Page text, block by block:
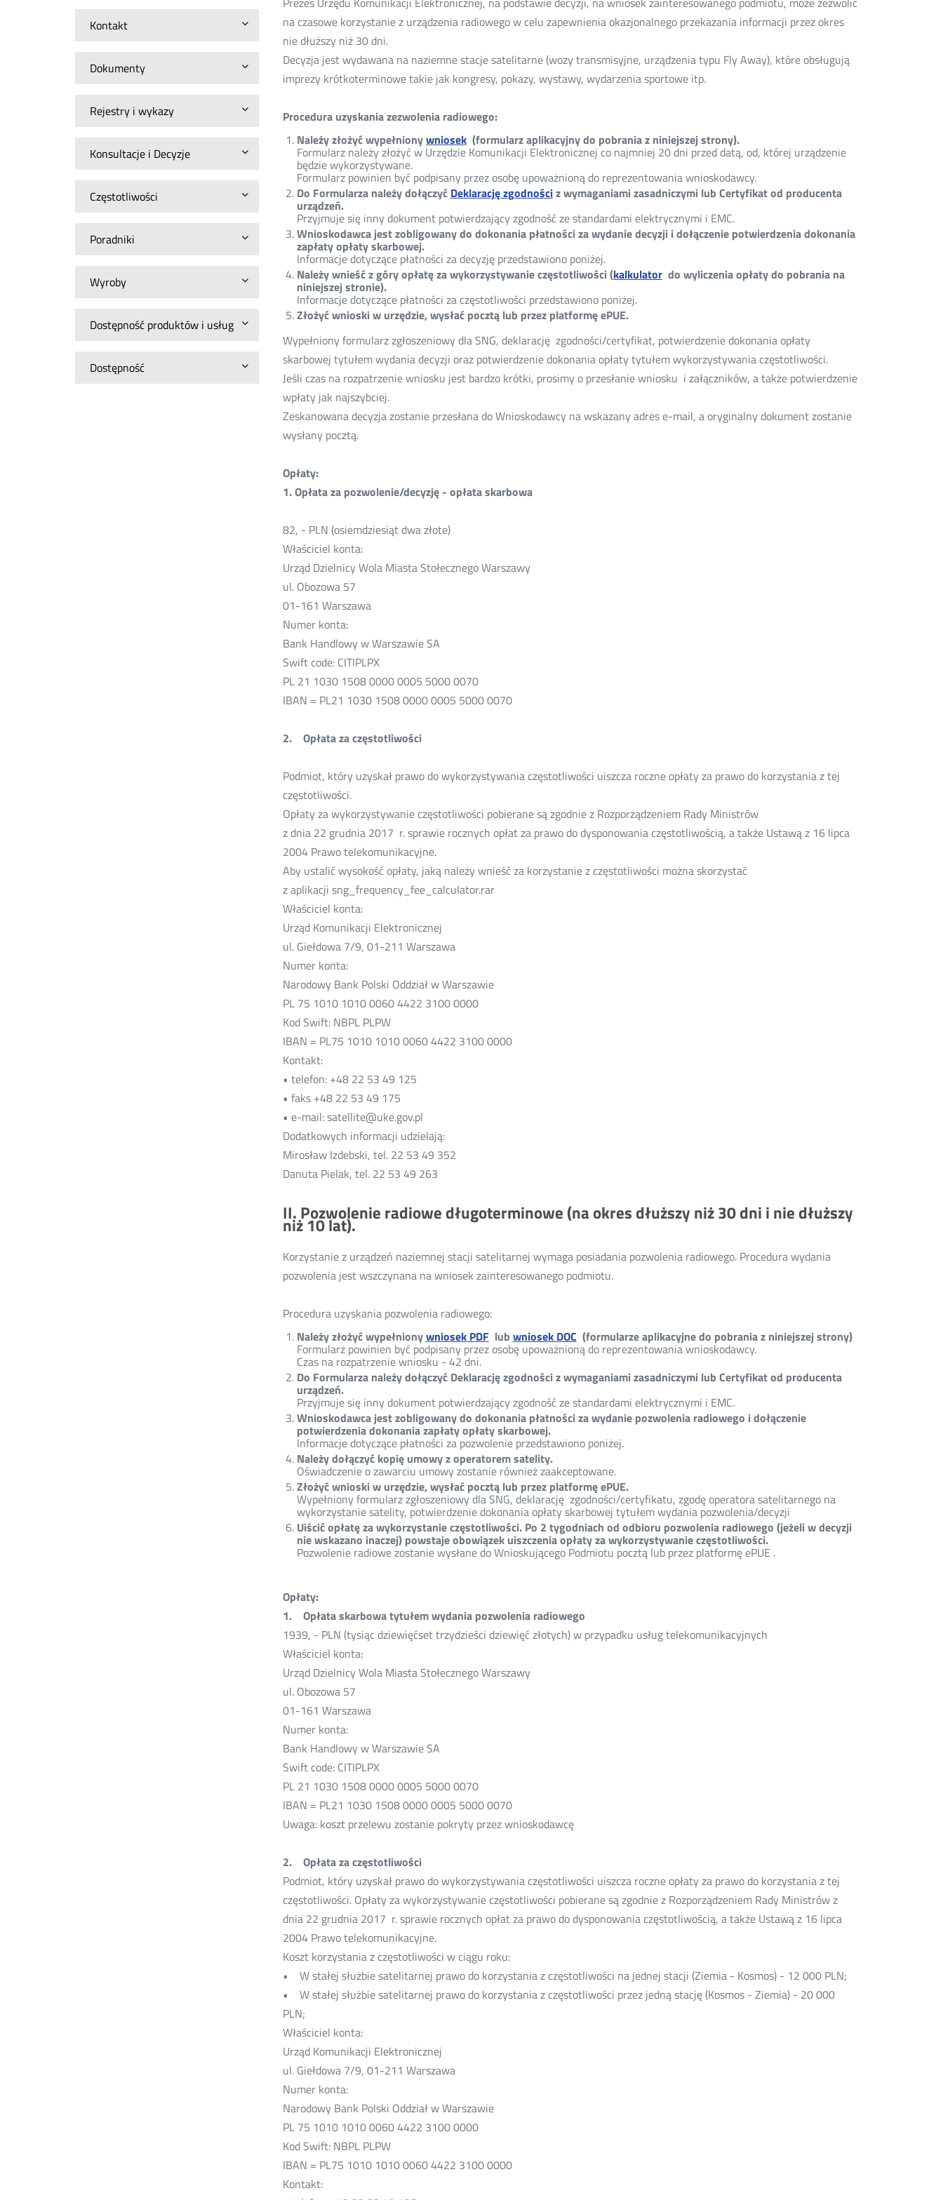
Kontakt
Dokumenty
Rejestry i wykazy
Konsultacje i Decyzje
Częstotliwości
Poradniki
Wyroby
Dostępność produktów i usług
Dostępność
na czasowe korzystanie z urządzenia radiowego w celu zapewnienia okazjonalnego przekazania informacji przez okres
nie dłuższy niż 30 dni.
Decyzja jest wydawana na naziemne stacje satelitarne (wozy transmisyjne, urządzenia typu Fly Away), które obsługują
imprezy krótkoterminowe takie jak kongresy, pokazy, wystawy, wydarzenia sportowe itp.
Procedura uzyskania zezwolenia radiowego:
Należy złożyć wypełnionywniosek(formularz aplikacyjny do pobrania z niniejszej strony).
Formularz należy złożyć w Urzędzie Komunikacji Elektronicznej co najmniej 20 dni przed datą, od, której urządzenie
będzie wykorzystywane.
Formularz powinien być podpisany przez osobę upoważnioną do reprezentowania wnioskodawcy.
Do Formularza należy dołączyć Deklarację zgodnościz wymaganiami zasadniczymi lub Certyfikat od producenta
urządzeń.
Przyjmuje się inny dokument potwierdzający zgodność ze standardami elektrycznymi i EMC.
Wnioskodawca jest zobligowany do dokonania płatności za wydanie decyzji i dołączenie potwierdzenia dokonania
zapłaty opłaty skarbowej.
Informacje dotyczące płatności za decyzję przedstawiono poniżej.
Należy wnieść z góry opłatę za wykorzystywanie częstotliwości (kalkulatordo wyliczenia opłaty do pobrania na
niniejszej stronie).
Informacje dotyczące płatności za częstotliwości przedstawiono poniżej.
Złożyć wnioski w urzędzie, wysłać pocztą lub przez platformę ePUE.
Wypełniony formularz zgłoszeniowy dla SNG, deklarację zgodności/certyfikat, potwierdzenie dokonania opłaty
skarbowej tytułem wydania decyzji oraz potwierdzenie dokonania opłaty tytułem wykorzystywania częstotliwości.
Jeśli czas na rozpatrzenie wniosku jest bardzo krótki, prosimy o przesłanie wniosku i załączników, a także potwierdzenie
wpłaty jak najszybciej.
Zeskanowana decyzja zostanie przesłana do Wnioskodawcy na wskazany adres e-mail, a oryginalny dokument zostanie
wysłany pocztą.
Opłaty:
1. Opłata za pozwolenie/decyzję - opłata skarbowa
82, - PLN (osiemdziesiąt dwa złote)
Właściciel konta:
Urząd Dzielnicy Wola Miasta Stołecznego Warszawy
ul. Obozowa 57
01-161 Warszawa
Numer konta:
Bank Handlowy w Warszawie SA
Swift code: CITIPLPX
PL 21 1030 1508 0000 0005 5000 0070
IBAN = PL21 1030 1508 0000 0005 5000 0070
2. Opłata za częstotliwości
Podmiot, który uzyskał prawo do wykorzystywania częstotliwości uiszcza roczne opłaty za prawo do korzystania z tej
częstotliwości.
Opłaty za wykorzystywanie częstotliwości pobierane są zgodnie z Rozporządzeniem Rady Ministrów
z dnia 22 grudnia 2017 r. sprawie rocznych opłat za prawo do dysponowania częstotliwością, a także Ustawą z 16 lipca
2004 Prawo telekomunikacyjne.
Aby ustalić wysokość opłaty, jaką należy wnieść za korzystanie z częstotliwości można skorzystać
z aplikacji sng_frequency_fee_calculator.rar
Właściciel konta:
Urząd Komunikacji Elektronicznej
ul. Giełdowa 7/9, 01-211 Warszawa
Numer konta:
Narodowy Bank Polski Oddział w Warszawie
PL 75 1010 1010 0060 4422 3100 0000
Kod Swift: NBPL PLPW
IBAN = PL75 1010 1010 0060 4422 3100 0000
Kontakt:
• telefon: +48 22 53 49 125
• faks +48 22 53 49 175
• e-mail: satellite@uke.gov.pl
Dodatkowych informacji udzielają:
Mirosław Izdebski, tel. 22 53 49 352
Danuta Pielak, tel. 22 53 49 263
II. Pozwolenie radiowe długoterminowe (na okres dłuższy niż 30 dni i nie dłuższy
niż 10 lat).
Korzystanie z urządzeń naziemnej stacji satelitarnej wymaga posiadania pozwolenia radiowego. Procedura wydania
pozwolenia jest wszczynana na wniosek zainteresowanego podmiotu.
Procedura uzyskania pozwolenia radiowego:
Należy złożyć wypełnionywniosek PDFlub wniosek DOC (formularze aplikacyjne do pobrania z niniejszej strony)
Formularz powinien być podpisany przez osobę upoważnioną do reprezentowania wnioskodawcy.
Czas na rozpatrzenie wniosku - 42 dni.
Do Formularza należy dołączyć Deklarację zgodności z wymaganiami zasadniczymi lub Certyfikat od producenta
urządzeń.
Przyjmuje się inny dokument potwierdzający zgodność ze standardami elektrycznymi i EMC.
Wnioskodawca jest zobligowany do dokonania płatności za wydanie pozwolenia radiowego i dołączenie
potwierdzenia dokonania zapłaty opłaty skarbowej.
Informacje dotyczące płatności za pozwolenie przedstawiono poniżej.
Należy dołączyć kopię umowy z operatorem satelity.
Oświadczenie o zawarciu umowy zostanie również zaakceptowane.
Złożyć wnioski w urzędzie, wysłać pocztą lub przez platformę ePUE.
Wypełniony formularz zgłoszeniowy dla SNG, deklarację zgodności/certyfikatu, zgodę operatora satelitarnego na
wykorzystanie satelity, potwierdzenie dokonania opłaty skarbowej tytułem wydania pozwolenia/decyzji
Uiścić opłatę za wykorzystanie częstotliwości. Po 2 tygodniach od odbioru pozwolenia radiowego (jeżeli w decyzji
nie wskazano inaczej) powstaje obowiązek uiszczenia opłaty za wykorzystywanie częstotliwości.
Pozwolenie radiowe zostanie wysłane do Wnioskującego Podmiotu pocztą lub przez platformę ePUE .
Opłaty:
1. Opłata skarbowa tytułem wydania pozwolenia radiowego
1939, - PLN (tysiąc dziewięćset trzydzieści dziewięć złotych) w przypadku usług telekomunikacyjnych
Właściciel konta:
Urząd Dzielnicy Wola Miasta Stołecznego Warszawy
ul. Obozowa 57
01-161 Warszawa
Numer konta:
Bank Handlowy w Warszawie SA
Swift code: CITIPLPX
PL 21 1030 1508 0000 0005 5000 0070
IBAN = PL21 1030 1508 0000 0005 5000 0070
Uwaga: koszt przelewu zostanie pokryty przez wnioskodawcę
2. Opłata za częstotliwości
Podmiot, który uzyskał prawo do wykorzystywania częstotliwości uiszcza roczne opłaty za prawo do korzystania z tej
częstotliwości. Opłaty za wykorzystywanie częstotliwości pobierane są zgodnie z Rozporządzeniem Rady Ministrów z
dnia 22 grudnia 2017 r. sprawie rocznych opłat za prawo do dysponowania częstotliwością, a także Ustawą z 16 lipca
2004 Prawo telekomunikacyjne.
Koszt korzystania z częstotliwości w ciągu roku:
• W stałej służbie satelitarnej prawo do korzystania z częstotliwości na jednej stacji (Ziemia - Kosmos) - 12 000 PLN;
• W stałej służbie satelitarnej prawo do korzystania z częstotliwości przez jedną stację (Kosmos - Ziemia) - 20 000
PLN;
Właściciel konta:
Urząd Komunikacji Elektronicznej
ul. Giełdowa 7/9, 01-211 Warszawa
Numer konta:
Narodowy Bank Polski Oddział w Warszawie
PL 75 1010 1010 0060 4422 3100 0000
Kod Swift: NBPL PLPW
IBAN = PL75 1010 1010 0060 4422 3100 0000
Kontakt: